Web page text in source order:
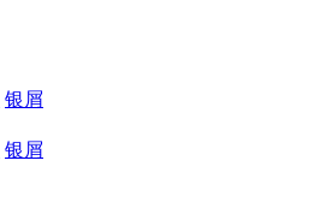
银屑
银屑